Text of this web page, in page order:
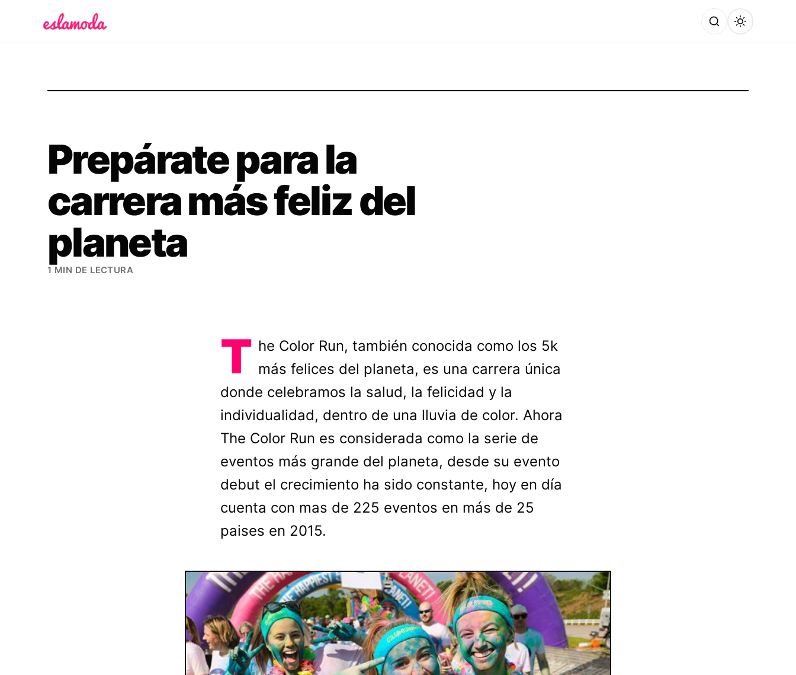
Prepárate para la
carrera más feliz del
planeta
1 MIN DE LECTURA
T he Color Run, también conocida como los 5k
más felices del planeta, es una carrera única
donde celebramos la salud, la felicidad y la
individualidad, dentro de una lluvia de color. Ahora
The Color Run es considerada como la serie de
eventos más grande del planeta, desde su evento
debut el crecimiento ha sido constante, hoy en día
cuenta con mas de 225 eventos en más de 25
paises en 2015.